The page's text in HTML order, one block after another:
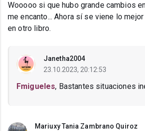
Wooooo si que hubo grande cambios
me encanto... Ahora sí se viene lo
en otro libro.
Janetha2004
23.10.2023, 20:12:53
Fmigueles, Bastantes situaciones
Mariuxy Tania Zambrano Quiroz